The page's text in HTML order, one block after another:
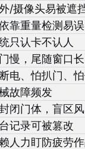
/摄像头易被遮
靠重量检测易
只认卡不认人
慢，尾随窗口长
电、怕扒门、
故障频发
闭门体，盲区
记录可被篡改
人力盯防疲劳